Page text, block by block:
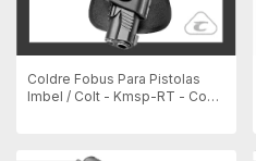
Coldre Fobus Para Pistolas
Imbel / Colt - Kmsp-RT - Com